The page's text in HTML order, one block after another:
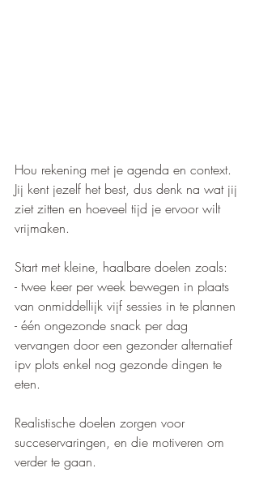
Hou rekening met je agenda en context.
Jij kent jezelf het best, dus denk na wat jij
ziet zitten en hoeveel tijd je ervoor wilt
vrijmaken.
Start met kleine, haalbare doelen zoals:
- twee keer per week bewegen in plaats
van onmiddellijk vijf sessies in te plannen
- één ongezonde snack per dag
vervangen door een gezonder alternatief
ipv plots enkel nog gezonde dingen te
eten.
Realistische doelen zorgen voor
succeservaringen, en die motiveren om
verder te gaan.